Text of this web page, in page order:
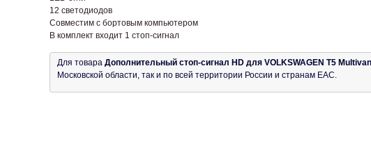
12 светодиодов
Совместим с бортовым компьютером
В комплект входит 1 стоп-сигнал
Для товара Дополнительный стоп-сигнал HD для VOLKSWAGEN T5
Московской области, так и по всей территории России и странам ЕАС.